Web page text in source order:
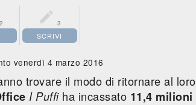
 3
SCRIVI
venerdì 4 marzo 2016
trovare il modo di ritornare al
I Puffiha incassato 11,4